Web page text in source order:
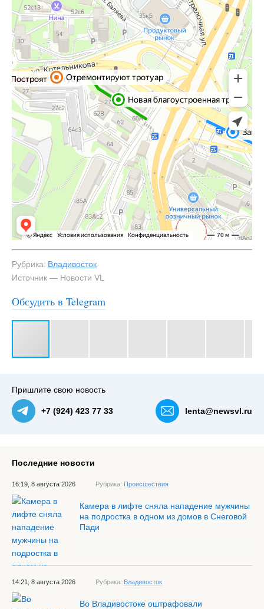
Рубрика: Владивосток
Источник — Новости VL
Обсудить в Telegram
Пришлите свою новость
+7 (924) 423 77 33 lenta@newsvl.ru
Последние новости
16:19, 8 августа 2026 Рубрика: Происшествия
Камера в лифте сняла нападение мужчины
на подростка в одном из домов в Снеговой
Пади
14:21, 8 августа 2026 Рубрика: Владивосток
Во Владивостоке оштрафовали